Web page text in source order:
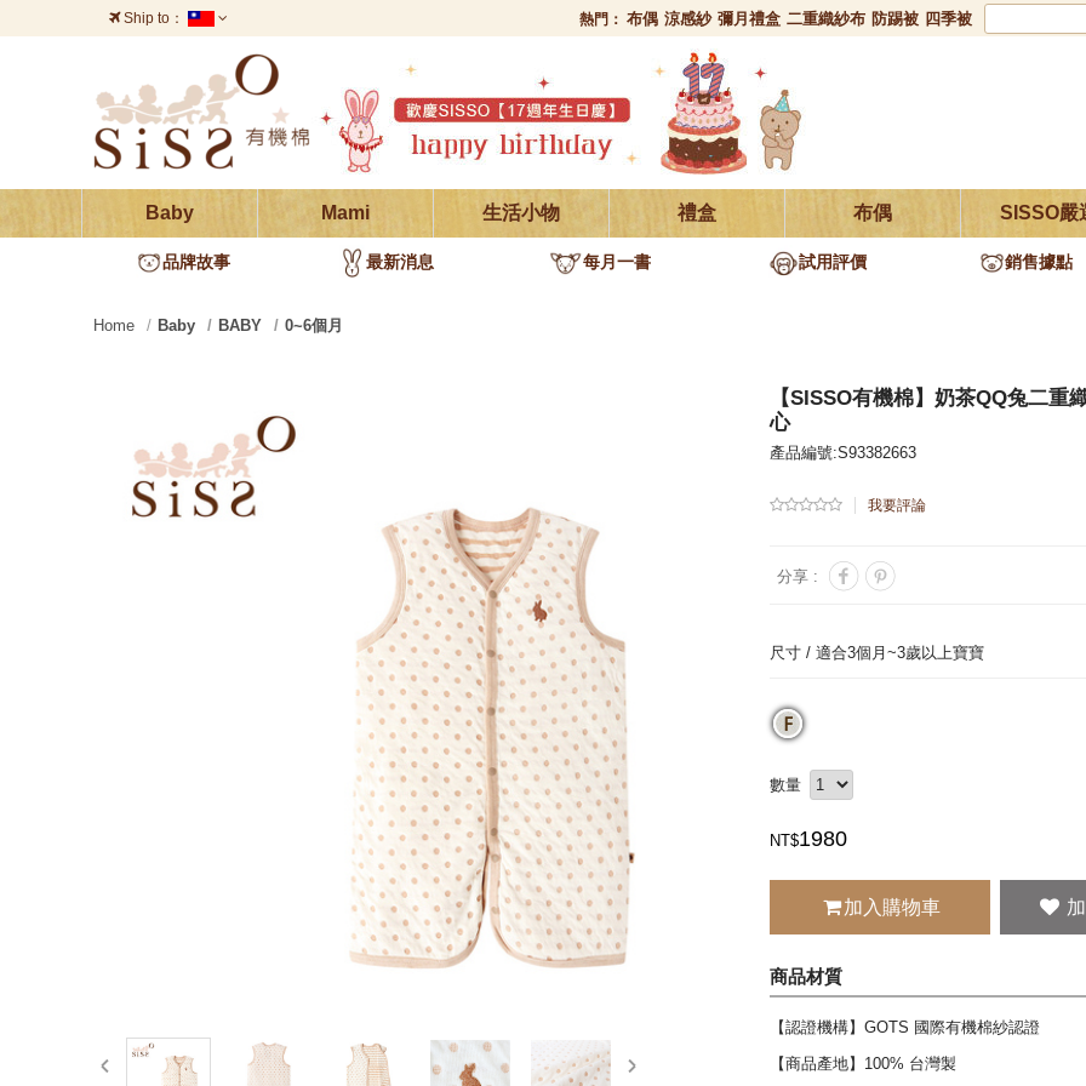
Ship to：
香港 義大利 葡萄牙
瑞士 奧地利 波蘭
日本
加拿大
荷蘭
汶萊
熱門： 布偶 涼感紗 彌月禮盒 二重織紗布 防踢被 四季被
Baby Mami 生活小物 禮盒 布偶 SISSO嚴
品牌故事 最新消息 每月一書 試用評價 銷售據點
Home Baby BABY 0~6個月
prev next
【SISSO有機棉】奶茶QQ兔二重
心
產品編號:S93382663
我要評論
分享 :
尺寸 / 適合3個月~3歲以上寶寶
數量
NT$1980
加入購物車
商品材質
【認證機構】GOTS 國際有機棉紗認證
【商品產地】100% 台灣製